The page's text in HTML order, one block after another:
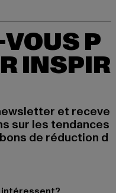
P
INSPIR
et receve
sur les tendances
de réduction d